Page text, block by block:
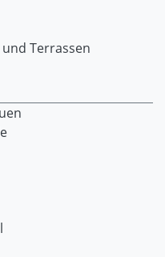
Terrassen